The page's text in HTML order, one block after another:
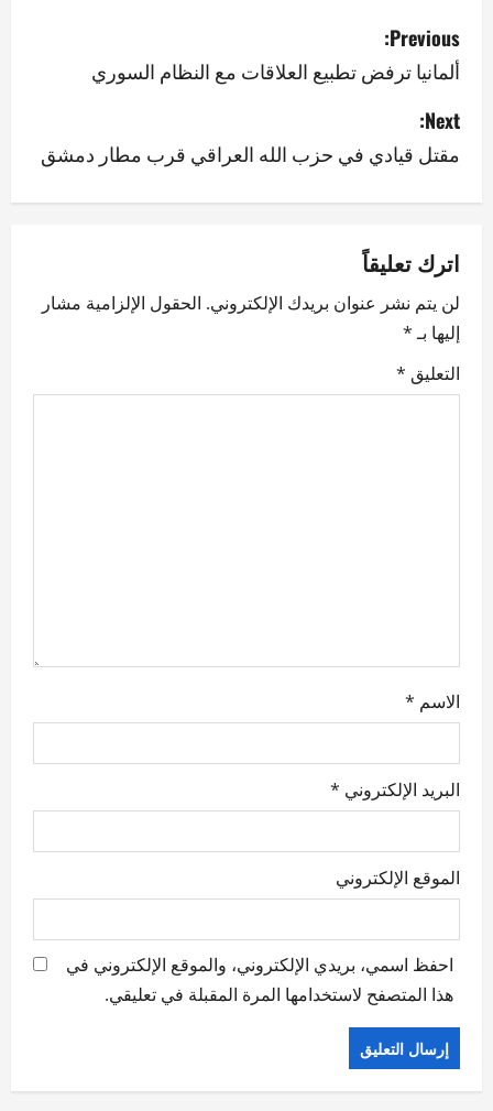
P
o
s
t
n
a
v
i
g
Previous:
ألمانيا ترفض تطبيع العلاقات مع النظام السوري
Next:
مقتل قيادي في حزب الله العراقي قرب مطار دمشق
اترك تعليقاً
لن يتم نشر عنوان بريدك الإلكتروني. الحقول الإلزامية مشار
إليها بـ*
التعليق *
الاسم *
البريد الإلكتروني *
الموقع الإلكتروني
احفظ اسمي، بريدي الإلكتروني، والموقع الإلكتروني في
هذا المتصفح لاستخدامها المرة المقبلة في تعليقي.